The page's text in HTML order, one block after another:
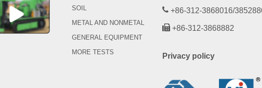
SOIL
METAL AND NONMETAL
GENERAL EQUIPMENT
MORE TESTS
+86-312-3868016/
+86-312-3868882
Privacy policy